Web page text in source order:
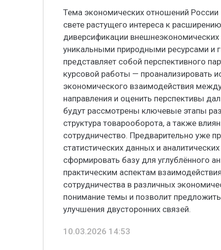
Тема экономических отношений
свете растущего интереса к
диверсификации
уникальными природными ресурсами и
представляет собой перспективного
курсовой работы — проанализировать
экономического взаимодействия
направления и оценить перспективы
будут рассмотрены ключевые этапы
структура товарооборота, а также
сотрудничество. Предварительно уже
статистических данных и
сформировать базу для углублённого
практическим аспектам
сотрудничества в различных
понимание темы и позволит
улучшения двусторонних связей.
10.03.2026 14:53